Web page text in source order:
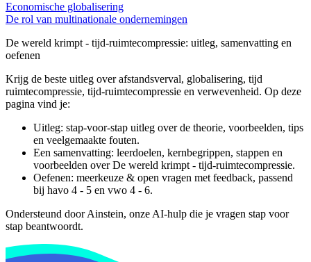
Economische globalisering
De rol van multinationale ondernemingen
De wereld krimpt - tijd-ruimtecompressie: uitleg, samenvatting en
oefenen
Krijg de beste uitleg over afstandsverval, globalisering, tijd
ruimtecompressie, tijd-ruimtecompressie en verwevenheid. Op deze
pagina vind je:
Uitleg: stap-voor-stap uitleg over de theorie, voorbeelden, tips
en veelgemaakte fouten.
Een samenvatting: leerdoelen, kernbegrippen, stappen en
voorbeelden overDe wereld krimpt - tijd-ruimtecompressie.
Oefenen: meerkeuze & open vragen met feedback, passend
bij havo 4 - 5 en vwo 4 - 6.
Ondersteund door Ainstein, onze AI-hulp die je vragen stap voor
stap beantwoordt.